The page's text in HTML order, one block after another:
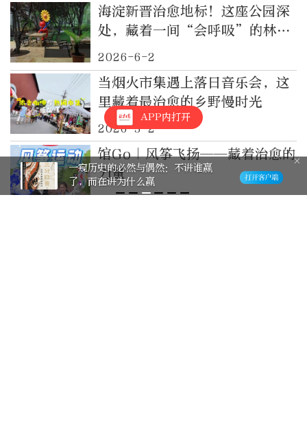
海淀新晋治愈地标！这座公园深
处，藏着一间“会呼吸”的林间
客厅
2026-6-2
当烟火市集遇上落日音乐会，这
里藏着最治愈的乡野慢时光
2026-5-2
馆Go｜风筝飞扬——藏着治愈的
力量
APP内打开
一窥历史的必然与偶然：不讲谁赢
了，而在讲为什么赢